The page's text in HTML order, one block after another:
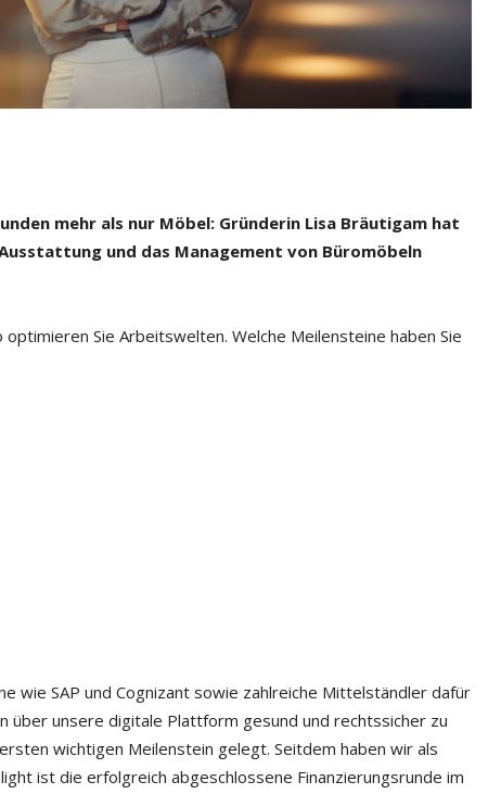
mehr als nur Möbel: Gründerin Lisa Bräutigam hat
und das Management von Büromöbeln
Sie Arbeitswelten. Welche Meilensteine haben Sie
wie SAP und Cognizant sowie zahlreiche Mittelständler dafür
über unsere digitale Plattform gesund und rechtssicher zu
wichtigen Meilenstein gelegt. Seitdem haben wir als
ist die erfolgreich abgeschlossene Finanzierungsrunde im